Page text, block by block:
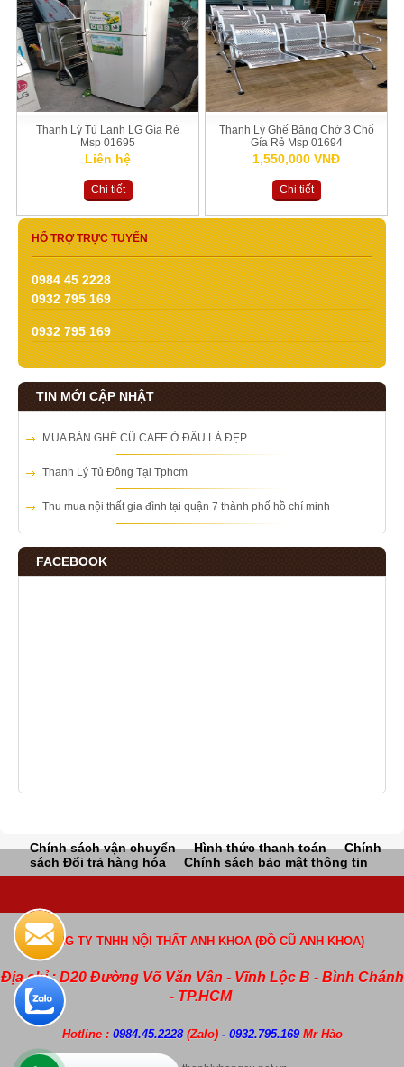
Thanh Lý Tủ Lạnh LG Gía Rẻ
Msp 01695
Liên hệ
Chi tiết
Thanh Lý Ghế Băng Chờ 3 Chổ
Gía Rẻ Msp 01694
1,550,000 VNĐ
Chi tiết
HỔ TRỢ TRỰC TUYẾN
0984 45 2228
0932 795 169
0932 795 169
TIN MỚI CẬP NHẬT
MUA BÀN GHẾ CŨ CAFE Ở ĐÂU LÀ ĐẸP
Thanh Lý Tủ Đông Tại Tphcm
Thu mua nội thất gia đình tại quận 7 thành phố hồ chí minh
FACEBOOK
Chính sách vận chuyển Hình thức thanh toán
Chính
sách Đổi trả hàng hóa
Chính sách bảo mật thông tin
CÔNG TY TNHH NỘI THẤT ANH KHOA (ĐỒ CŨ ANH KHOA)
Địa chỉ : D20 Đường Võ Văn Vân - Vĩnh Lộc B - Bình Chánh
- TP.HCM
Hotline : 0984.45.2228 (Zalo) - 0932.795.169 Mr Hào